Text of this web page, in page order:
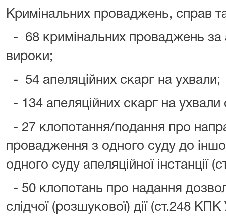
Кримінальних проваджень, справ
- 68 кримінальних проваджень за
вироки;
- 54 апеляційних скарг на ухвали;
- 134 апеляційних скарг на ухвали
- 27 клопотання/подання про
провадження з одного суду до
одного суду апеляційної інстанції
- 50 клопотань про надання
слідчої (розшукової) дії (ст.248 КПК